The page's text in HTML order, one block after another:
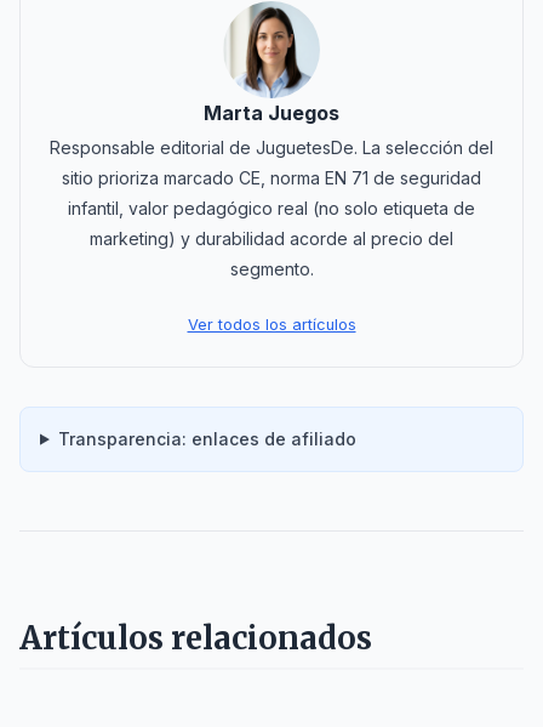
Marta Juegos
Responsable editorial de JuguetesDe. La selección del
sitio prioriza marcado CE, norma EN 71 de seguridad
infantil, valor pedagógico real (no solo etiqueta de
marketing) y durabilidad acorde al precio del
segmento.
Ver todos los artículos
Transparencia: enlaces de afiliado
Artículos relacionados